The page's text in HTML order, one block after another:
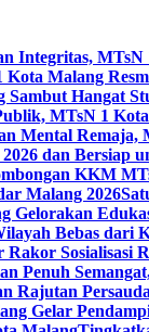
Integritas,
Kota Malang
Hangat
MTsN 1
Mental Remaja,
dan Bersiap
KKM
Malang 2026
Gelorakan
Bebas dari
Rakor Sosialisasi
Penuh
Rajutan
Gelar